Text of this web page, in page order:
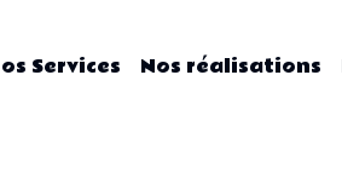
Services Nos réalisations